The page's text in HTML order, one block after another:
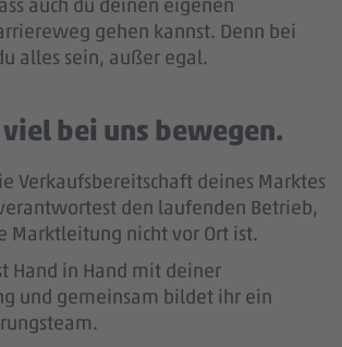
auch du deinen eigenen
gehen kannst. Denn bei
alles sein, außer egal.
bei uns bewegen.
Verkaufsbereitschaft deines Marktes
den laufenden Betrieb,
Marktleitung nicht vor Ort ist.
Hand in Hand mit deiner
und gemeinsam bildet ihr ein